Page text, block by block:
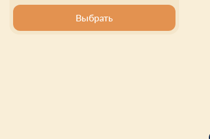
Выбрать